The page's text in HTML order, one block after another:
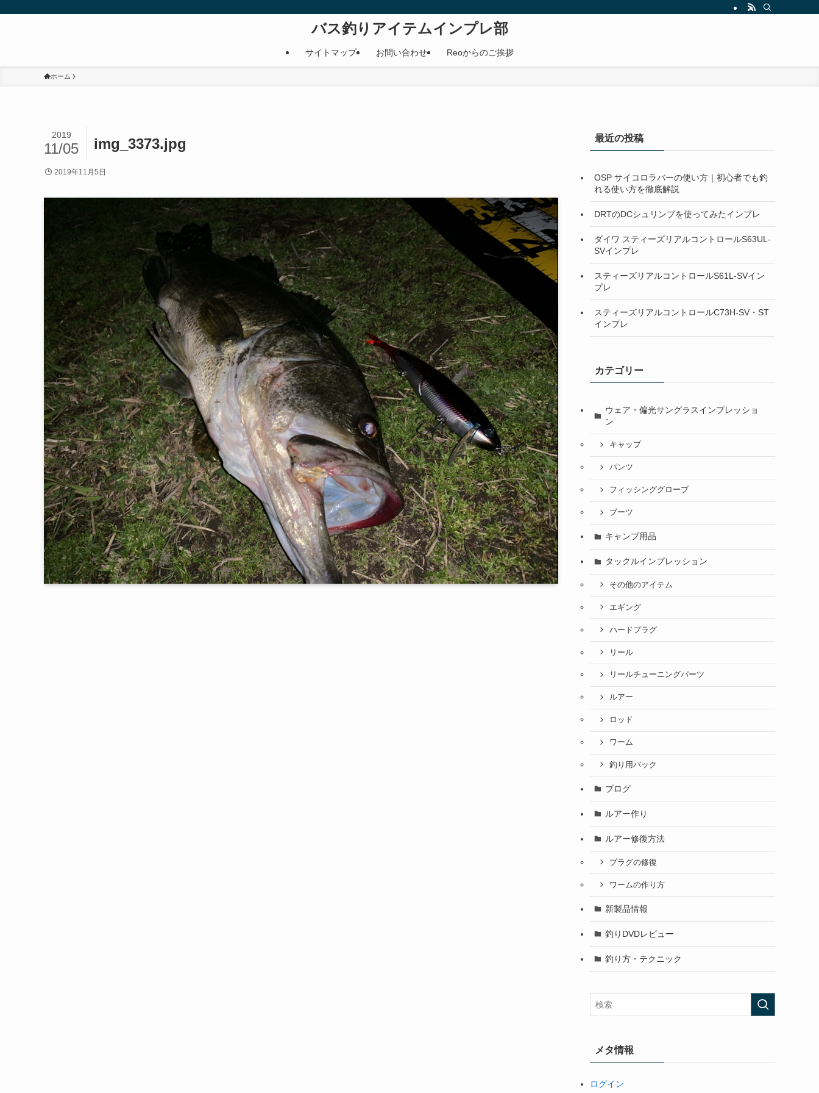
バス釣りアイテムインプレ部
サイトマップ お問い合わせ Reoからのご挨拶
ホーム
img_3373.jpg
2019
11/05
2019年11月5日
最近の投稿
OSP サイコロラバーの使い方｜初心者でも釣
れる使い方を徹底解説
DRTのDCシュリンプを使ってみたインプレ
ダイワ スティーズリアルコントロールS63UL-
SVインプレ
スティーズリアルコントロールS61L-SVイン
プレ
スティーズリアルコントロールC73H-SV・ST
インプレ
カテゴリー
ウェア・偏光サングラスインプレッショ
ン
キャップ
パンツ
フィッシンググローブ
ブーツ
キャンプ用品
タックルインプレッション
その他のアイテム
エギング
ハードプラグ
リール
リールチューニングパーツ
ルアー
ロッド
ワーム
釣り用バック
ブログ
ルアー作り
ルアー修復方法
プラグの修復
ワームの作り方
新製品情報
釣りDVDレビュー
釣り方・テクニック
メタ情報
ログイン